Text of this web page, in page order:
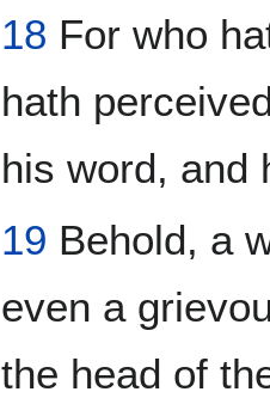
18 For who
hath
his word, and
19 Behold, a
even a
the head of